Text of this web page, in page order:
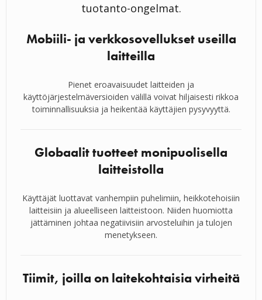
tuotanto-ongelmat.
Mobiili- ja verkkosovellukset useilla
laitteilla
Pienet eroavaisuudet laitteiden ja
käyttöjärjestelmäversioiden välillä voivat hiljaisesti rikkoa
toiminnallisuuksia ja heikentää käyttäjien pysyvyyttä.
Globaalit tuotteet monipuolisella
laitteistolla
Käyttäjät luottavat vanhempiin puhelimiin, heikkotehoisiin
laitteisiin ja alueelliseen laitteistoon. Niiden huomiotta
jättäminen johtaa negatiivisiin arvosteluihin ja tulojen
menetykseen.
Tiimit, joilla on laitekohtaisia virheitä